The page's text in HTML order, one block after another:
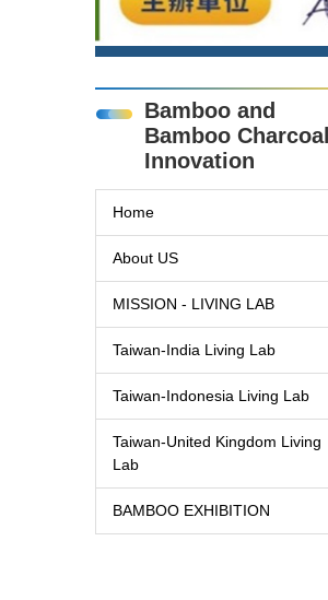
Bamboo and
Bamboo Charcoal
Innovation
Home
About US
MISSION - LIVING LAB
Taiwan-India Living Lab
Taiwan-Indonesia Living Lab
Taiwan-United Kingdom Living
Lab
BAMBOO EXHIBITION